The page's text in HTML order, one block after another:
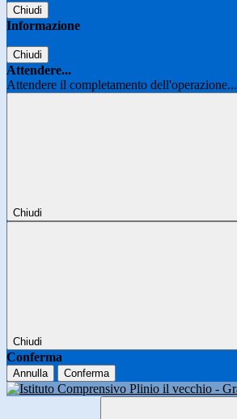
Chiudi
Informazione
Chiudi
Attendere...
Attendere il completamento dell'operazione...
Chiudi
Chiudi
Conferma
Annulla Conferma